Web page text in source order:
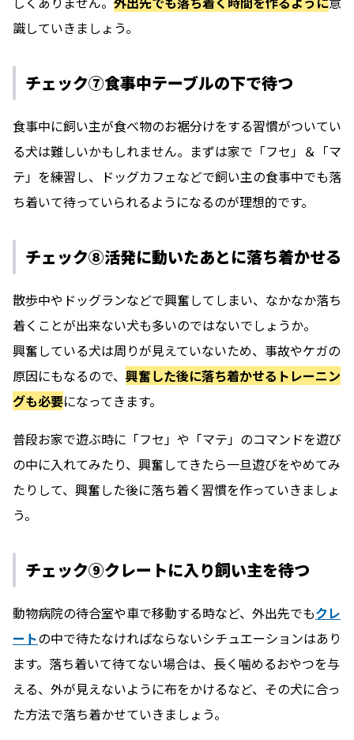
識していきましょう。
チェック⑦食事中テーブルの下で待つ
食事中に飼い主が食べ物のお裾分けをする習慣がついてい
る犬は難しいかもしれません。まずは家で「フセ」＆「マ
テ」を練習し、ドッグカフェなどで飼い主の食事中でも落
ち着いて待っていられるようになるのが理想的です。
チェック⑧活発に動いたあとに落ち着かせる
散歩中やドッグランなどで興奮してしまい、なかなか落ち
着くことが出来ない犬も多いのではないでしょうか。
興奮している犬は周りが見えていないため、事故やケガの
原因にもなるので、 興奮した後に落ち着かせるトレーニン
グも必要になってきます。
普段お家で遊ぶ時に「フセ」や「マテ」のコマンドを遊び
の中に入れてみたり、興奮してきたら一旦遊びをやめてみ
たりして、興奮した後に落ち着く習慣を作っていきましょ
う。
チェック⑨クレートに入り飼い主を待つ
動物病院の待合室や車で移動する時など、外出先でもクレ
ートの中で待たなければならないシチュエーションはあり
ます。落ち着いて待てない場合は、長く噛めるおやつを与
える、外が見えないように布をかけるなど、その犬に合っ
た方法で落ち着かせていきましょう。